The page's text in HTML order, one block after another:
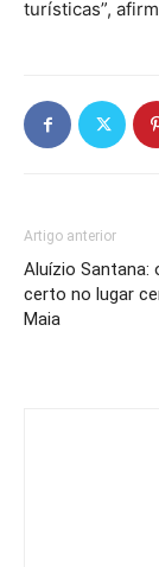
turísticas”,
Artigo anterior
Aluízio Santana:
certo no lugar
Maia